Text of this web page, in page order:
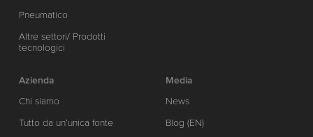
Pneumatico
Altre settori/ Prodotti
tecnologici
Azienda
Chi siamo
Tutto da un’unica fonte
Media
News
Blog (EN)